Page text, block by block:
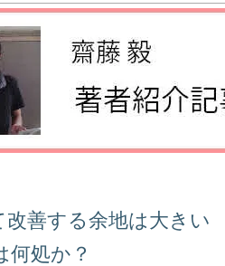
善する余地は大きい
何処か？